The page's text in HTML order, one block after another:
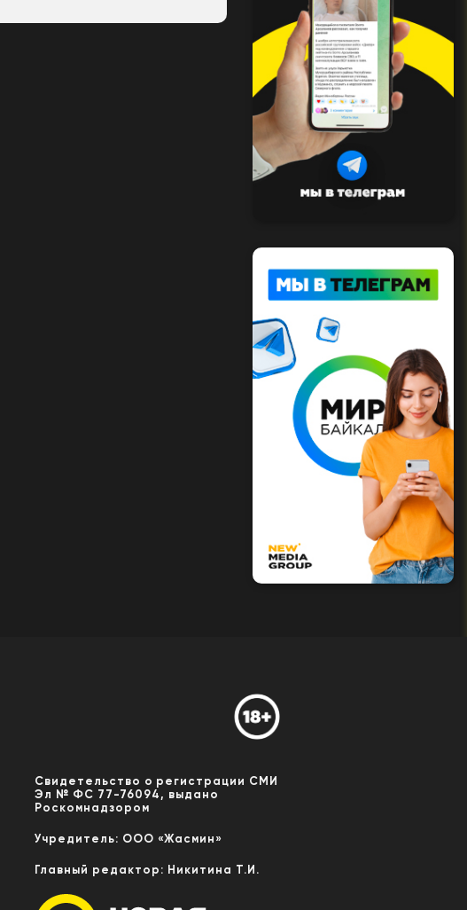
Свидетельство о регистрации СМИ
Эл № ФС 77-76094, выдано
Роскомнадзором
Учредитель: ООО «Жасмин»
Главный редактор: Никитина Т.И.